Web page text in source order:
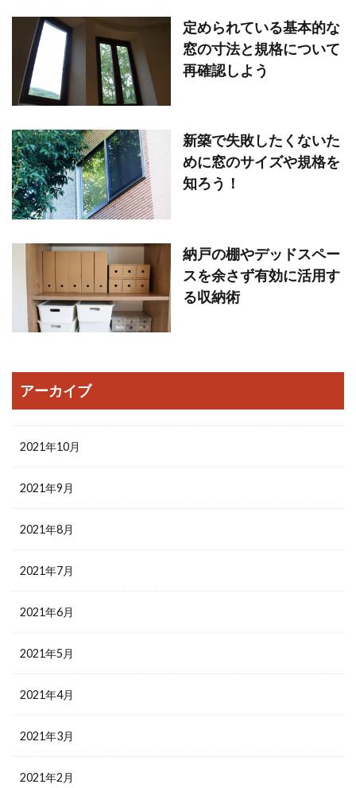
定められている基本的な
窓の寸法と規格について
再確認しよう
新築で失敗したくないた
めに窓のサイズや規格を
知ろう！
納戸の棚やデッドスペー
スを余さず有効に活用す
る収納術
アーカイブ
2021年10月
2021年9月
2021年8月
2021年7月
2021年6月
2021年5月
2021年4月
2021年3月
2021年2月